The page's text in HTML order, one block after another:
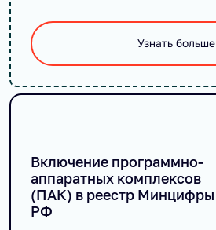
Узнать больше
Включение программно-
аппаратных комплексов
(ПАК) в реестр Минцифры
РФ